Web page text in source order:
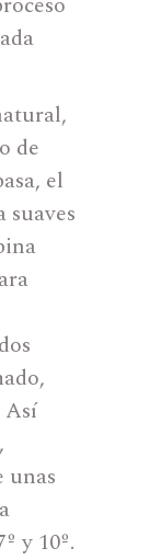
de
el
suaves
Así
unas
y 10º.